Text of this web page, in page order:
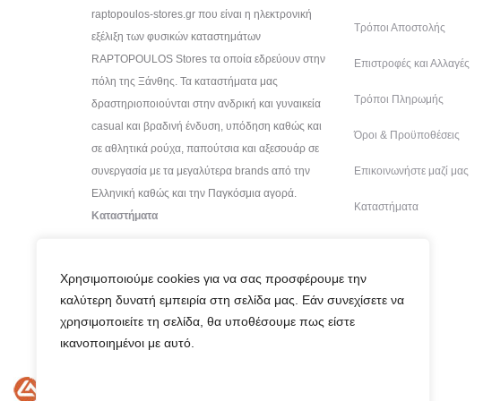
Χρησιμοποιούμε cookies για να σας προσφέρουμε την
καλύτερη δυνατή εμπειρία στη σελίδα μας. Εάν συνεχίσετε να
χρησιμοποιείτε τη σελίδα, θα υποθέσουμε πως είστε
ικανοποιημένοι με αυτό.
raptopoulos-stores.gr που είναι η ηλεκτρονική
εξέλιξη των φυσικών καταστημάτων
RAPTOPOULOS Stores τα οποία εδρεύουν στην
πόλη της Ξάνθης. Τα καταστήματα μας
δραστηριοποιούνται στην ανδρική και γυναικεία
casual και βραδινή ένδυση, υπόδηση καθώς και
σε αθλητικά ρούχα, παπούτσια και αξεσουάρ σε
συνεργασία με τα μεγαλύτερα brands από την
Ελληνική καθώς και την Παγκόσμια αγορά.
Καταστήματα
Τρόποι Αποστολής
Επιστροφές και Αλλαγές
Τρόποι Πληρωμής
Όροι & Προϋποθέσεις
Επικοινωνήστε μαζί μας
Καταστήματα